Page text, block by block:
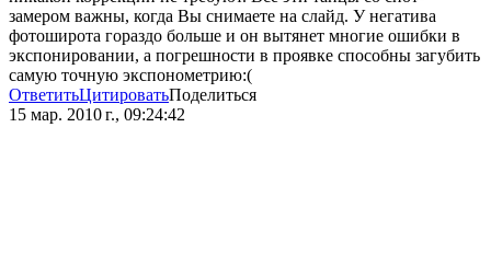
замером важны, когда Вы снимаете на слайд. У негатива
фотоширота гораздо больше и он вытянет многие ошибки в
экспонировании, а погрешности в проявке способны загубить
самую точную экспонометрию:(
ОтветитьЦитироватьПоделиться
15 мар. 2010 г., 09:24:42